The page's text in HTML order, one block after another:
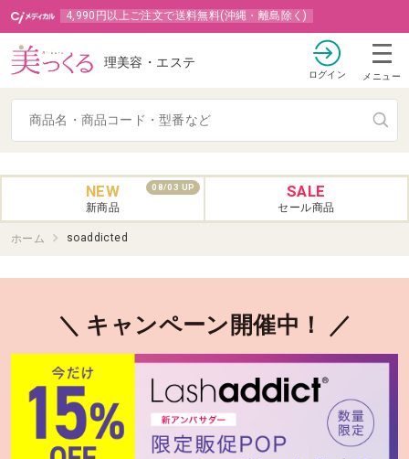
4,990円以上ご注文で送料無料(沖縄・離島除く)
理美容・エステ
ログイン メニュー
08/03 UP
NEW
新商品
SALE
セール商品
ホーム soaddicted
＼ キャンペーン開催中！ ／